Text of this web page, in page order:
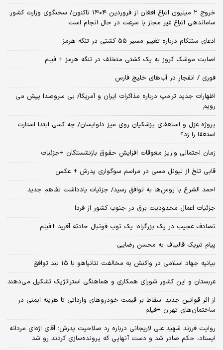
خروج ۲ میلیون اتباع افغان از فروردین ۱۴۰۴ تاکنون/ سخنگوی وزارت کشور:
ساماندهی اتباع غیر مجاز با سرعت در حال انجام است
ادعای سنتکام درباره تغییر مسیر ۵۵ کشتی در تنگه هرمز
اصابت موشک کروز به یک کشتی متخلف در تنگه هرمز + فیلم
فوری / انفجار در آب‌های خلیج فارس
اظهارات جدید ترامپ درباره مذاکرات ایران و آمریکا/ بی سروصدا پیش می
رویم
پروژه عزل و استعفای پزشکیان روی میز دلواپسان/ چه کسی ابتدا استارت
استعفا را زد؟
زمان احتمالی واریز معوقات افزایش حقوق بازنشستگان +جزئیات
قابی تلخ از لیونل مسی در مراسم سوگواری پدرش + عکس
احمد الشرع با روس‌ها به توافق رسید/ جزئیات یادداشت تفاهم جدید
جزئیات اعمال محدودیت برق در جنوب کشور از فردا
تصادف عجیب در یک بزرگراه؛ یک توپ فوتبال حادثه‌ آفرید +فیلم
پیام تبریک قالیباف به محسن رضایی
بیانیه جهاد اسلامی در واکنش به مخالفت نتانیاهو با ۱۵ بند توافق
عربستان و این کشور شورای همکاری و هماهنگی استراتژیک تشکیل می‌دهند
از اثر قوانین جدید اسقاط بر قیمت خودروهای وارداتی تا هزینه ایمنی در
ساختمان‌های تهران +فیلم
روایت فرزند شهید علی لاریجانی درباره رد صلاحیت پدرش؛ آقای اژه‌ای مردانه
ایستاد، حکم صادر شد و دست آنهایی که پرونده‌سازی کردند رو شد